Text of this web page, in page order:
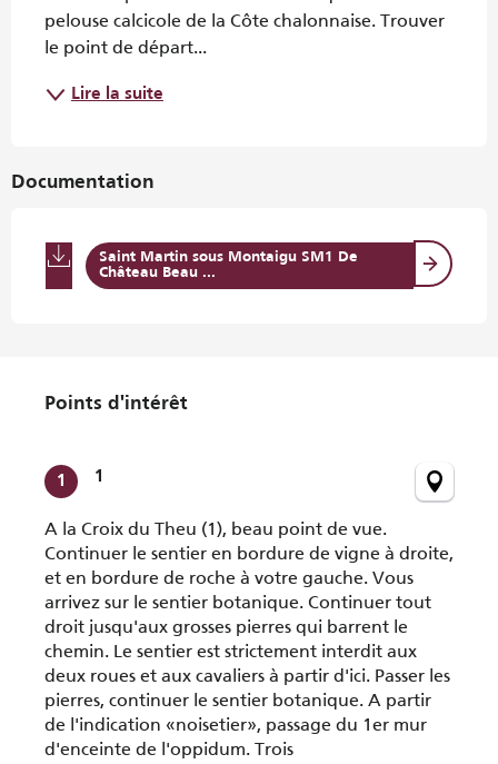
pelouse calcicole de la Côte chalonnaise. Trouver
le point de départ...
Lire la suite
Documentation
Saint Martin sous Montaigu SM1 De
Château Beau ...
Points d'intérêt
1 1
A la Croix du Theu (1), beau point de vue.
Continuer le sentier en bordure de vigne à droite,
et en bordure de roche à votre gauche. Vous
arrivez sur le sentier botanique. Continuer tout
droit jusqu'aux grosses pierres qui barrent le
chemin. Le sentier est strictement interdit aux
deux roues et aux cavaliers à partir d'ici. Passer les
pierres, continuer le sentier botanique. A partir
de l'indication «noisetier», passage du 1er mur
d'enceinte de l'oppidum. Trois